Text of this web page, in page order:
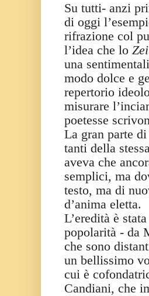
Su tutti- anzi
di oggi
rifrazione col
l’idea che lo
una
modo dolce e
repertorio
misurare
poetesse
La gran parte
tanti della
aveva che
semplici, ma
testo, ma di
d’anima eletta.
L’eredità è
popolarità - da
che sono
un bellissimo
cui è
Candiani, che